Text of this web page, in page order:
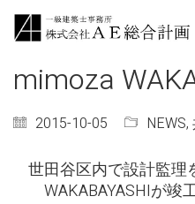
mimoza
2015-10-05 NEWS,
世田谷区内で設計監理
WAKABAYASHIが竣